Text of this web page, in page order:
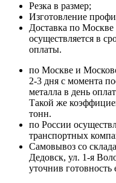
Резка в размер;
Изготовление
Доставка по
осуществляется в
оплаты.
по Москве и
2-3 дня с момента
металла в день
Такой же
тонн.
по России
транспортных
Самовывоз со
Дедовск, ул. 1-я
уточнив готовность